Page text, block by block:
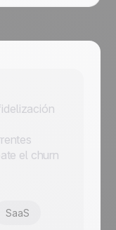
el churn
SaaS